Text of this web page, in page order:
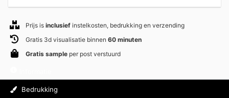
Prijs is inclusief instelkosten, bedrukking en verzending
Gratis 3d visualisatie binnen 60 minuten
Gratis sample per post verstuurd
Bedrukking